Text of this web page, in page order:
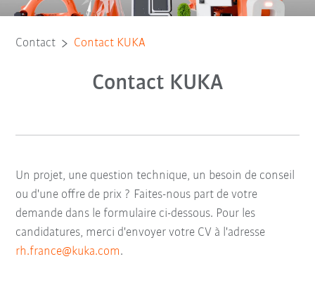
Contact Contact KUKA
Contact KUKA
Un projet, une question technique, un besoin de conseil
ou d'une offre de prix ? Faites-nous part de votre
demande dans le formulaire ci-dessous. Pour les
candidatures, merci d'envoyer votre CV à l'adresse
rh.france@kuka.com.